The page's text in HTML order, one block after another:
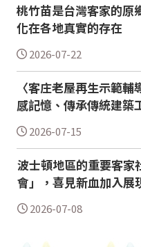
桃竹苗是台灣客家的原
化在各地真實的存在
2026-07-22
〈客庄老屋再生示範
感記憶、傳承傳統建築
2026-07-15
波士頓地區的重要客家
會」，喜見新血加入展
2026-07-08